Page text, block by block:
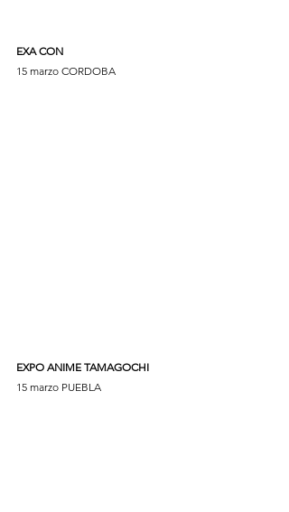
EXA CON
15 marzo CORDOBA
EXPO ANIME TAMAGOCHI
15 marzo PUEBLA